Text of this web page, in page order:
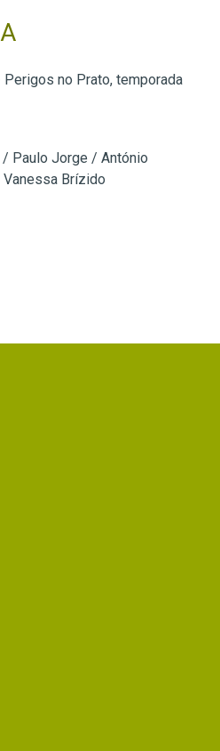
Perigos no Prato, temporada
/ Paulo Jorge / António
Brízido